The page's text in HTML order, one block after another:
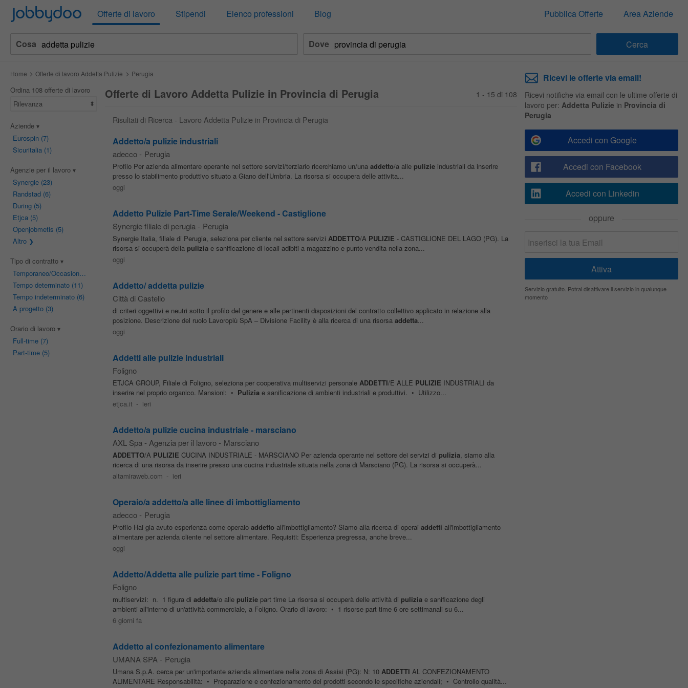
Jobbydoo Offerte di lavoro Stipendi Elenco professioni Blog Pubblica Offerte Area Aziende
Cosa Dove
Home Offerte di lavoro Addetta Pulizie Perugia
Ordina 108 offerte di lavoro
Rilevanza
Aziende
Eurospin(7)
Sicuritalia(1)
Agenzie per il lavoro
Synergie(23)
Randstad(6)
During(5)
Etjca(5)
Openjobmetis (5)
Altro
Tipo di contratto
Temporaneo/Occasionale
Tempo determinato(11)
Tempo indeterminato(6)
A progetto(3)
Orario di lavoro
Full-time(7)
Part-time(5)
Offerte di Lavoro Addetta Pulizie in Provincia di Perugia 1 - 15 di 108
Risultati di Ricerca - Lavoro Addetta Pulizie in Provincia di Perugia
Addetto/a pulizie industriali
adecco - Perugia
Profilo Per azienda alimentare operante nel settore servizi/terziario ricerchiamo un/una addetto/a alle pulizieindustriali da inserire
presso lo stabilimento produttivo situato a Giano dell'Umbria. La risorsa si occupera delle attivita...
oggi
Addetto Pulizie Part-Time Serale/Weekend - Castiglione
Synergie filiale di perugia - Perugia
Synergie Italia, filiale di Perugia, seleziona per cliente nel settore servizi ADDETTO/A PULIZIE - CASTIGLIONE DEL LAGO (PG). La
risorsa si occuperà della puliziae sanificazione di locali adibiti a magazzino e punto vendita nella zona...
oggi
Addetto/ addetta pulizie
Città di Castello
di criteri oggettivi e neutri sotto il profilo del genere e alle pertinenti disposizioni del contratto collettivo applicato in relazione alla
posizione. Descrizione del ruolo Lavoropiù SpA – Divisione Facility è alla ricerca di una risorsa addetta...
oggi
Addetti alle pulizie industriali
Foligno
ETJCA GROUP, Filiale di Foligno, seleziona per cooperativa multiservizi personale ADDETTI/E ALLE PULIZIE INDUSTRIALI da
inserire nel proprio organico. Mansioni: • Puliziae sanificazione di ambienti industriali e produttivi. • Utilizzo...
etjca.it - ieri
Addetto/a pulizie cucina industriale - marsciano
AXL Spa - Agenzia per il lavoro - Marsciano
ADDETTO/A PULIZIE CUCINA INDUSTRIALE - MARSCIANO Per azienda operante nel settore dei servizi di pulizia, siamo alla
ricerca di una risorsa da inserire presso una cucina industriale situata nella zona di Marsciano (PG). La risorsa si occuperà...
altamiraweb.com - ieri
Operaio/a addetto/a alle linee di imbottigliamento
adecco - Perugia
Profilo Hai gia avuto esperienza come operaio addettoall'imbottigliamento? Siamo alla ricerca di operai addetti all'imbottigliamento
alimentare per azienda cliente nel settore alimentare. Requisiti: Esperienza pregressa, anche breve...
oggi
Addetto/Addetta alle pulizie part time - Foligno
Foligno
multiservizi: n. 1 figura di addetta/o alle puliziepart time La risorsa si occuperà delle attività di puliziae sanificazione degli
ambienti all'interno di un'attività commerciale, a Foligno. Orario di lavoro: • 1 risorse part time 6 ore settimanali su 6...
6 giorni fa
Addetto al confezionamento alimentare
UMANA SPA - Perugia
Umana S.p.A. cerca per un'importante azienda alimentare nella zona di Assisi (PG): N: 10 ADDETTI AL CONFEZIONAMENTO
ALIMENTARE Responsabilità: • Preparazione e confezionamento dei prodotti secondo le specifiche aziendali; • Controllo qualità...
Ricevi le offerte via email!
Ricevi notifiche via email con le ultime offerte di
lavoro per: Addetta Pulizie in Provincia di
Perugia
Accedi con Google
Accedi con Facebook
Accedi con Linkedin
oppure
Servizio gratuito. Potrai disattivare il servizio in qualunque
momento